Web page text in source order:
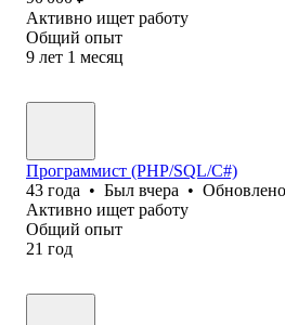
Активно ищет работу
Общий опыт
9 лет 1 месяц
Программист (PHP/SQL/C#)
43 года • Был вчера • Обновлено
Активно ищет работу
Общий опыт
21 год